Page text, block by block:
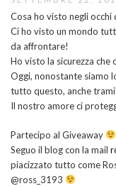
Cosa ho visto negli occhi
Ci ho visto un mondo
da affrontare!
Ho visto la sicurezza che
Oggi, nonostante siamo
tutto questo, anche
Il nostro amore ci
Partecipo al Giveaway
Seguo il blog con la mail
piacizzato tutto come
@ross_3193